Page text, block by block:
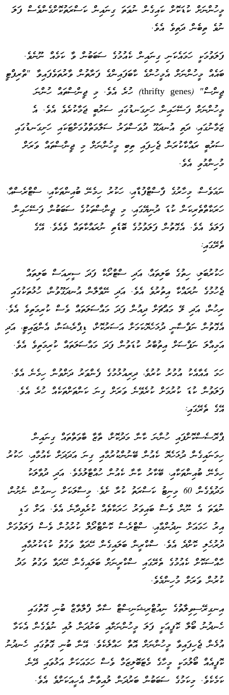
މީހުންނަށް ކުޑަކޮށް ކައިގެން ނުވަތަ ގިނައިން ކަސްރަތުކޮށްގެންވެސް ފަލަ
ނުވެ ތިބެން ދަތިވެ އެވެ.
ފަލަވުމަކީ ހަމައެކަނި ގިނައިން ކެއުމުގެ ސަބަބުން ވާ ކަމެއް ނޫނެވެ.
ބައެއް މީހުންނަށް އެމީހުންގެ ކާބަފައިންގެ ފަރާތުން ވާރުތަވެފައިވާ "ތްރިފްޓީ
ޖީންސް" (thrifty genes) ހުރެ އެވެ. މި ޖީންސްތައް ހުންނަ
މީހުންނަށް ފަސޭހައިން ހަށިގަނޑުގައި ސަރުބީ ޖަމާކުރެވެ އެވެ. އެ
ޒަމާނުގައި، ދަތި އުނދަގޫ ދުވަސްވަރު ސަލާމަތްވުމަށްޓަކައި ހަށިގަނޑުގައި
ސަރުބީ ރައްކާކުރަން ޖެހިފައި ތިބި މީހުންނަށް މި ޖީންސްތައް ވަރަށް
މުހިންމުވި އެވެ.
ނަމަވެސް، މިހާރުގެ ފާސްޓްފުޑާއި، ހަކުރު ހިމެނޭ ބުއިންތަކާއި، ސްޓްރެސްއާ،
ހަރަކާތްތެރިކަން ކުޑަ ދުނިޔޭގައި، މި ޖީންސްތަކުގެ ސަބަބުން ފަސޭހައިން
ފަލަވެ އެވެ. އެގޮތުން ފަލަވުމުގެ ބޮޑެތި ނުރައްކާތައް ވެއެވެ. އޭގެ
ތެރޭގައި:
ހަކުރުބަލި، ހިތުގެ ބަލިތައް، އަދި ސްޓްރޯކް ފަދަ ސީރިއަސް ބަލިތައް
ޖެހުމުގެ ނުރައްކާ އިތުރުވެ އެވެ. އަދި ނޭވާލާން އުނދަގޫވުން، ހުޅުތަކުގައި
ރިހުން، އަދި ލޭ މައްޗަށް ދިއުން ފަދަ މައްސަލަތައް ވެސް ކުރިމަތިވެ އެވެ.
އެގޮތުން ނަފްސާނީ ދުޅަހެޔޮކަމަށް އަސަރުކޮށް، ޑިޕްރެޝަން، އެންޒައިޓީ، އަދި
އަމިއްލަ ނަފްސަށް އިތުބާރު ކުޑަވުން ފަދަ މައްސަލަތައް ކުރިމަތިވެ އެވެ.
ހަމަ އެއާއެކު އުމުރު ކުރުވެ، ދިރިއުޅުމުގެ ފެންވަރު ދަށްވުން ހިމެނެ އެވެ.
ފަލަވުން ކުޑަ ކުރުމަށް ކުރެވޭނެ ވަރަށް ގިނަ ކަންތަށްތަކެއް ހުރެ އެވެ.
އޭގެ ތެރޭގައި:
ޕްރޮސެސްކޮށްފައި ހުންނަ ކާނާ މަދުކޮށް، ތާޒާ ބާވަތްތައް ގިނައިން
ހިމަނައިގެން ދުޅަހެޔޮ ކެއުން ބޭނުންކުރުމާއި ގިނަ އަދަދަށް ކެއުމާއި، ހަކުރު
ހިމެނޭ ބުއިންތަކާއި، ބޭކާރު ކާނާ ކެއުން ހުއްޓާލުމެވެ. އަދި ދުވާލަކު
މަދުވެގެން 60 މިނިޓު ކަސްރަތު ކުރާ ށެވެ. މިސާލަކަށް ހިނގުން، ނެށުން،
ނުވަތަ އެ ނޫން ވެސް ބައިވަރު ހަރަކާތެއް ކުރެވިދާނެ އެވެ. އަށް ގަޑި
އިރު ހަމައަށް ނިދުންމާއި، ސްޓްރެސް ކޮންޓްރޯލް ކުރުމުން ވެސް ފަލަވުމަށް
ދުރުހެލި ކޮށްދެ އެވެ. ސްކްރީން ބަލައިގެން ހޭދަވާ ވަގުތު ކުޑަކުރުމާއި
ހާއްސަކޮށް ކެއުމުގެ ތެރޭގައި ސްކްރީނަށް ބަލައިގެން ހޭދަވާ ވަގުތު މަދު
ކުރުން ވަރަށް މުހިންމެވެ.
އިނގިރޭސިވިލާތުގެ ނިއުޓްރިޝަނިސްޓް ސާރާ ފްލާވާޒް ބުނި ގޮތުގައި
ހެނދުނު ބޯލާ ކޮފީއަކީ ފަލަ މީހުންނަށާއި ބަރުދަން ލުއި ނުވެގެން އެކަމާ
އުޅެން ޖެހިފައިވާ މީހުންނަށް އޮތް ހައްލެކެވެ. އޭނާ ބުނި ގޮތުގައި ހެނދުނު
ކޮފީއެއް ބޯލުމަކީ މީހާގެ މެޓަބޮލިޒަމް ވެސް ހަމައަކަށް އަޅުވައި ދޭނެ
ކަމެކެވެ. މިކަމުގެ ސަބަބުން ބަރުދަން ލުއިވާން އެހީއަކަށްވެ އެވެ.